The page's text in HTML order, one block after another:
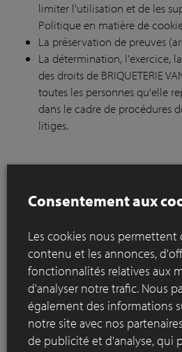
limiter l'utilisation et de les
Politique en matière de
La préservation de preuves
La détermination, l'exercice,
des droits de BRIQUETERIE
toutes les personnes qu'elle
dans le cadre de procédures
litiges.
BRIQUETERIE VANDE
BRIQUETERIE VANDE MOORTEL
de la clientèle – en particulier
pouvoir vous proposer des produits
à votre situation professionnelle et
BRIQUETERIE VANDE MOORTEL
Consentement aux
Les cookies nous permettent
contenu et les annonces,
fonctionnalités relatives aux
d'analyser notre trafic. Nous
également des informations
notre site avec nos
de publicité et d'analyse, qui